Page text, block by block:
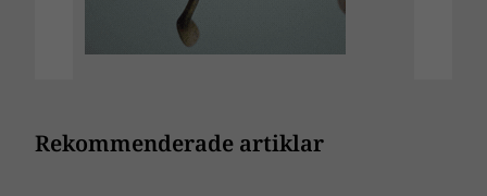
Rekommenderade artiklar